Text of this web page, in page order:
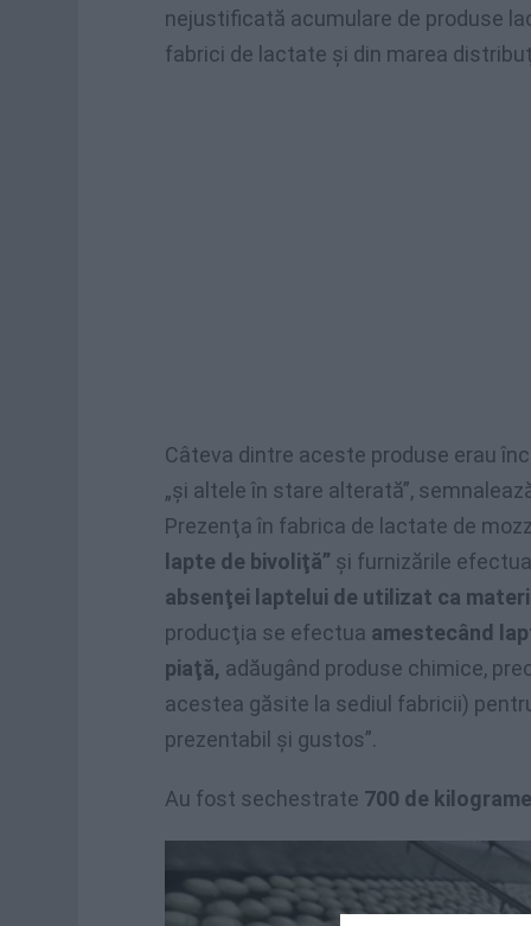
nejustificată acumulare de produse
fabrici de lactate şi din marea
Câteva dintre aceste produse erau
„şi altele în stare alterată”,
Prezenţa în fabrica de lactate de
lapte de bivoliţă” şi furnizările
absenţei laptelui de utilizat ca
producţia se efectua amestecând
piaţă, adăugând produse chimice,
acestea găsite la sediul fabricii)
prezentabil şi gustos”.
Au fost sechestrate 700 de